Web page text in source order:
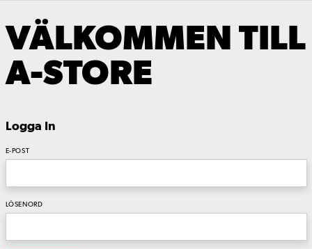
VÄLKOMMEN TILL
A-STORE
Logga In
E-POST
LÖSENORD